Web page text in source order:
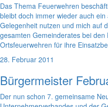
Das Thema Feuerwehren
bleibt doch immer wieder auch
Gelegenheit nutzen und mich auf
gesamten Gemeinderates bei
Ortsfeuerwehren für ihre
28. Februar 2011
Bürgermeister
Der nun schon 7. gemeinsame